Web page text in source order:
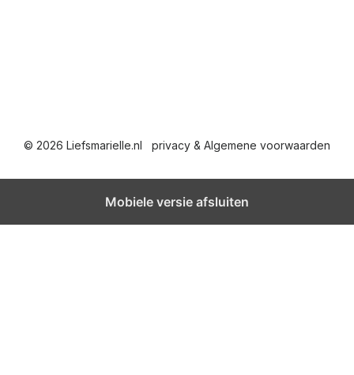
© 2026 Liefsmarielle.nl privacy & Algemene voorwaarden
Mobiele versie afsluiten